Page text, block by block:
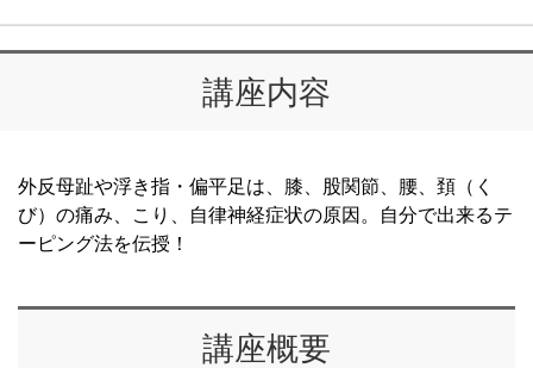
講座内容
外反母趾や浮き指・偏平足は、膝、股関節、腰、頚（く
び）の痛み、こり、自律神経症状の原因。自分で出来るテ
ーピング法を伝授！
講座概要